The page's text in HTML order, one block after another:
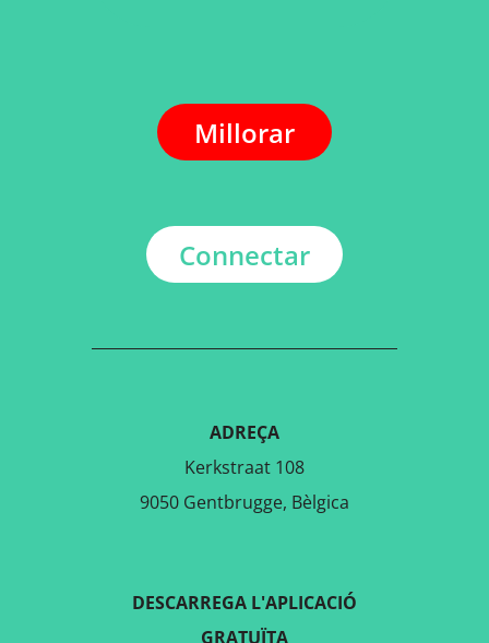
Millorar
Connectar
ADREÇA
Kerkstraat 108
9050 Gentbrugge, Bèlgica
DESCARREGA L'APLICACIÓ
GRATUÏTA